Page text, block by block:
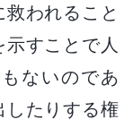
われること
すことで人
ないのであ
したりする権